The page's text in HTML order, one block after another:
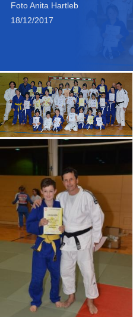
Foto Anita Hartleb
18/12/2017